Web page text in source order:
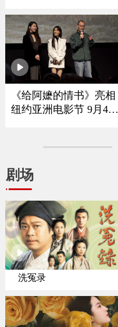
《给阿嬷的情书》亮相
纽约亚洲电影节 9月4日
剧场
洗冤录